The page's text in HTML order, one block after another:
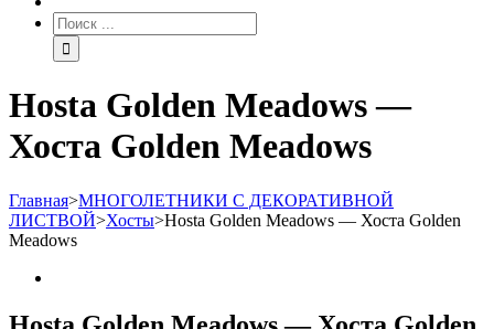
Hosta Golden Meadows —
Хоста Golden Meadows
Главная>МНОГОЛЕТНИКИ С ДЕКОРАТИВНОЙ
ЛИСТВОЙ>Хосты>Hosta Golden Meadows — Хоста Golden
Meadows